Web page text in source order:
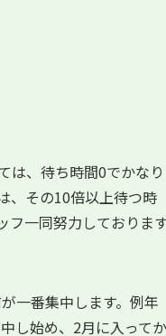
は、待ち時間0でかなり
、その10倍以上待つ時
フ一同努力しておりま
一番集中します。例年
し始め、2月に入ってか